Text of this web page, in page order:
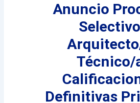
Anuncio
Selectivo
Técnico/
Definitivas